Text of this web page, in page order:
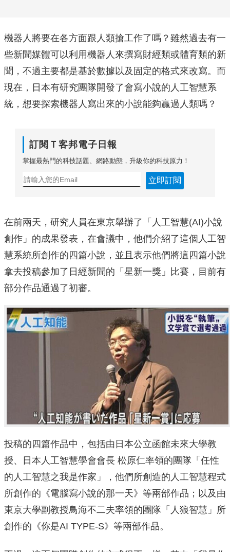
機器人將要在各方面跟人類搶工作了嗎？雖然過去有一
些新聞媒體可以利用機器人來撰寫財經類或體育類的新
聞，不過主要都是基於數據以及固定的格式來改寫。而
現在，日本有研究團隊開發了會寫小說的人工智慧系
統，想要探索機器人寫出來的小說能夠贏過人類嗎？
訂閱Ｔ客邦電子日報
掌握最熱門的科技話題、網路動態，升級你的科技原力！
立即訂閱
在前兩天，研究人員在東京舉辦了「人工智慧(AI)小說
創作」的成果發表，在會議中，他們介紹了這個人工智
慧系統所創作的四篇小說，並且表示他們將這四篇小說
拿去投稿參加了日經新聞的「星新一獎」比賽，目前有
部分作品通過了初審。
投稿的四篇作品中，包括由日本公立函館未來大學教
授、日本人工智慧學會會長 松原仁率領的團隊「任性
的人工智慧之我是作家」，他們所創造的人工智慧程式
所創作的《電腦寫小說的那一天》等兩部作品；以及由
東京大學副教授鳥海不二夫率領的團隊「人狼智慧」所
創作的《你是AI TYPE-S》等兩部作品。